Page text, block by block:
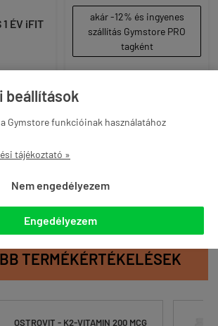
beállítások
Gymstore funkcióinak használatához
tájékoztató »
Nem engedélyezem
Engedélyezem
ÉV iFIT
akár -12% és ingyenes
szállítás Gymstore PRO
tagként
TERMÉKÉRTÉKELÉSEK
OSTROVIT - K2-VITAMIN 200 MCG